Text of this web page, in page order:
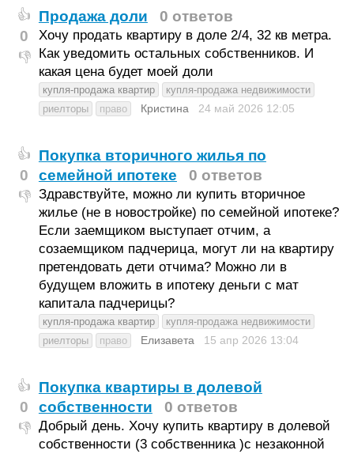
👍
0
👎
Продажа доли 0 ответов
Хочу продать квартиру в доле 2/4, 32 кв метра.
Как уведомить остальных собственников. И
какая цена будет моей доли
купля-продажа квартир
купля-продажа недвижимости
риелторы
право Кристина 24 май 2026 12:05
👍
0
👎
Покупка вторичного жилья по
семейной ипотеке
0 ответов
Здравствуйте, можно ли купить вторичное
жилье (не в новостройке) по семейной ипотеке?
Если заемщиком выступает отчим, а
созаемщиком падчерица, могут ли на квартиру
претендовать дети отчима? Можно ли в
будущем вложить в ипотеку деньги с мат
капитала падчерицы?
купля-продажа квартир
купля-продажа недвижимости
риелторы
право Елизавета 15 апр 2026 13:04
👍
0
👎
Покупка квартиры в долевой
собственности
0 ответов
Добрый день. Хочу купить квартиру в долевой
собственности (3 собственника )с незаконной